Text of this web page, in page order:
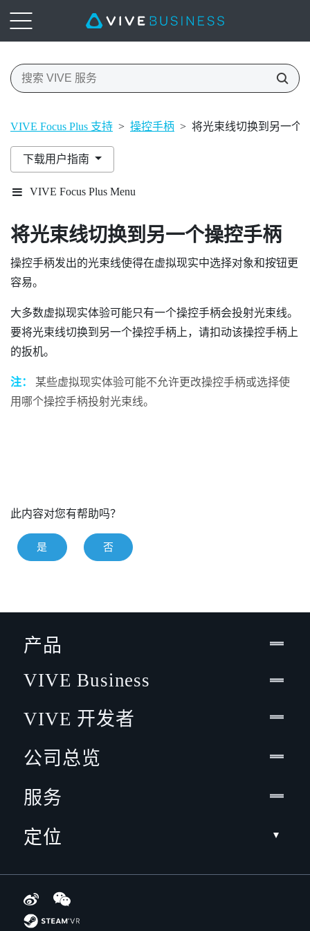
VIVE Focus Plus 支持 > 操控手柄 > 将光束线切换到另一个
下载用户指南
VIVE Focus Plus Menu
将光束线切换到另一个操控手柄
操控手柄发出的光束线使得在虚拟现实中选择对象和按钮更
容易。
大多数虚拟现实体验可能只有一个操控手柄会投射光束线。
要将光束线切换到另一个操控手柄上，请扣动该操控手柄上
的扳机。
注：
某些虚拟现实体验可能不允许更改操控手柄或选择使
用哪个操控手柄投射光束线。
此内容对您有帮助吗？
是 否
产品
VIVE Business
VIVE 开发者
公司总览
服务
定位